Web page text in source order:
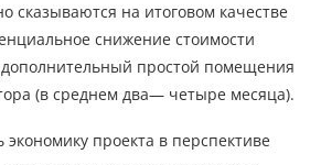
сказываются на итоговом качестве
снижение стоимости
простой помещения
(в среднем два— четыре месяца).
экономику проекта в перспективе